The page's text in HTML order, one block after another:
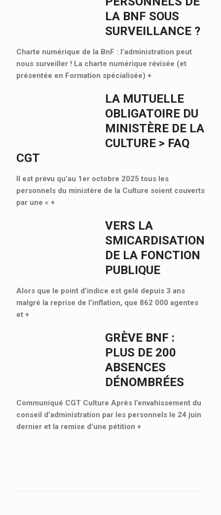
LA BNF SOUS
SURVEILLANCE ?
Charte numérique de la BnF : l’administration peut
nous surveiller ! La charte numérique révisée (et
présentée en Formation spécialisée) +
LA MUTUELLE
OBLIGATOIRE DU
MINISTÈRE DE LA
CULTURE > FAQ
CGT
Il est prévu qu’au 1er octobre 2025 tous les
personnels du ministère de la Culture soient couverts
par une « +
VERS LA
SMICARDISATION
DE LA FONCTION
PUBLIQUE
Alors que le point d’indice est gelé depuis 3 ans
malgré la reprise de l’inflation, que 862 000 agentes
et +
GRÈVE BNF :
PLUS DE 200
ABSENCES
DÉNOMBRÉES
Communiqué CGT Culture Après l’envahissement du
conseil d’administration par les personnels le 24 juin
dernier et la remise d’une pétition +